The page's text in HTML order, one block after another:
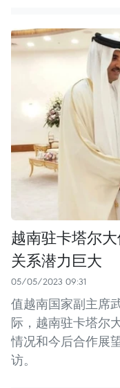
越南驻卡塔尔
关系潜力巨大
05/05/2023 09:31
值越南国家副主席
际，越南驻卡塔尔
情况和今后合作展
访。